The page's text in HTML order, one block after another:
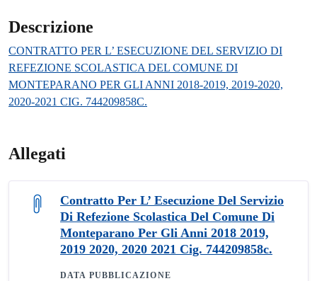
Descrizione
CONTRATTO PER L’ ESECUZIONE DEL SERVIZIO DI
REFEZIONE SCOLASTICA DEL COMUNE DI
MONTEPARANO PER GLI ANNI 2018-2019, 2019-2020,
2020-2021 CIG. 744209858C.
Allegati
Contratto Per L’ Esecuzione Del Servizio
Di Refezione Scolastica Del Comune Di
Monteparano Per Gli Anni 2018 2019,
2019 2020, 2020 2021 Cig. 744209858c.
DATA PUBBLICAZIONE